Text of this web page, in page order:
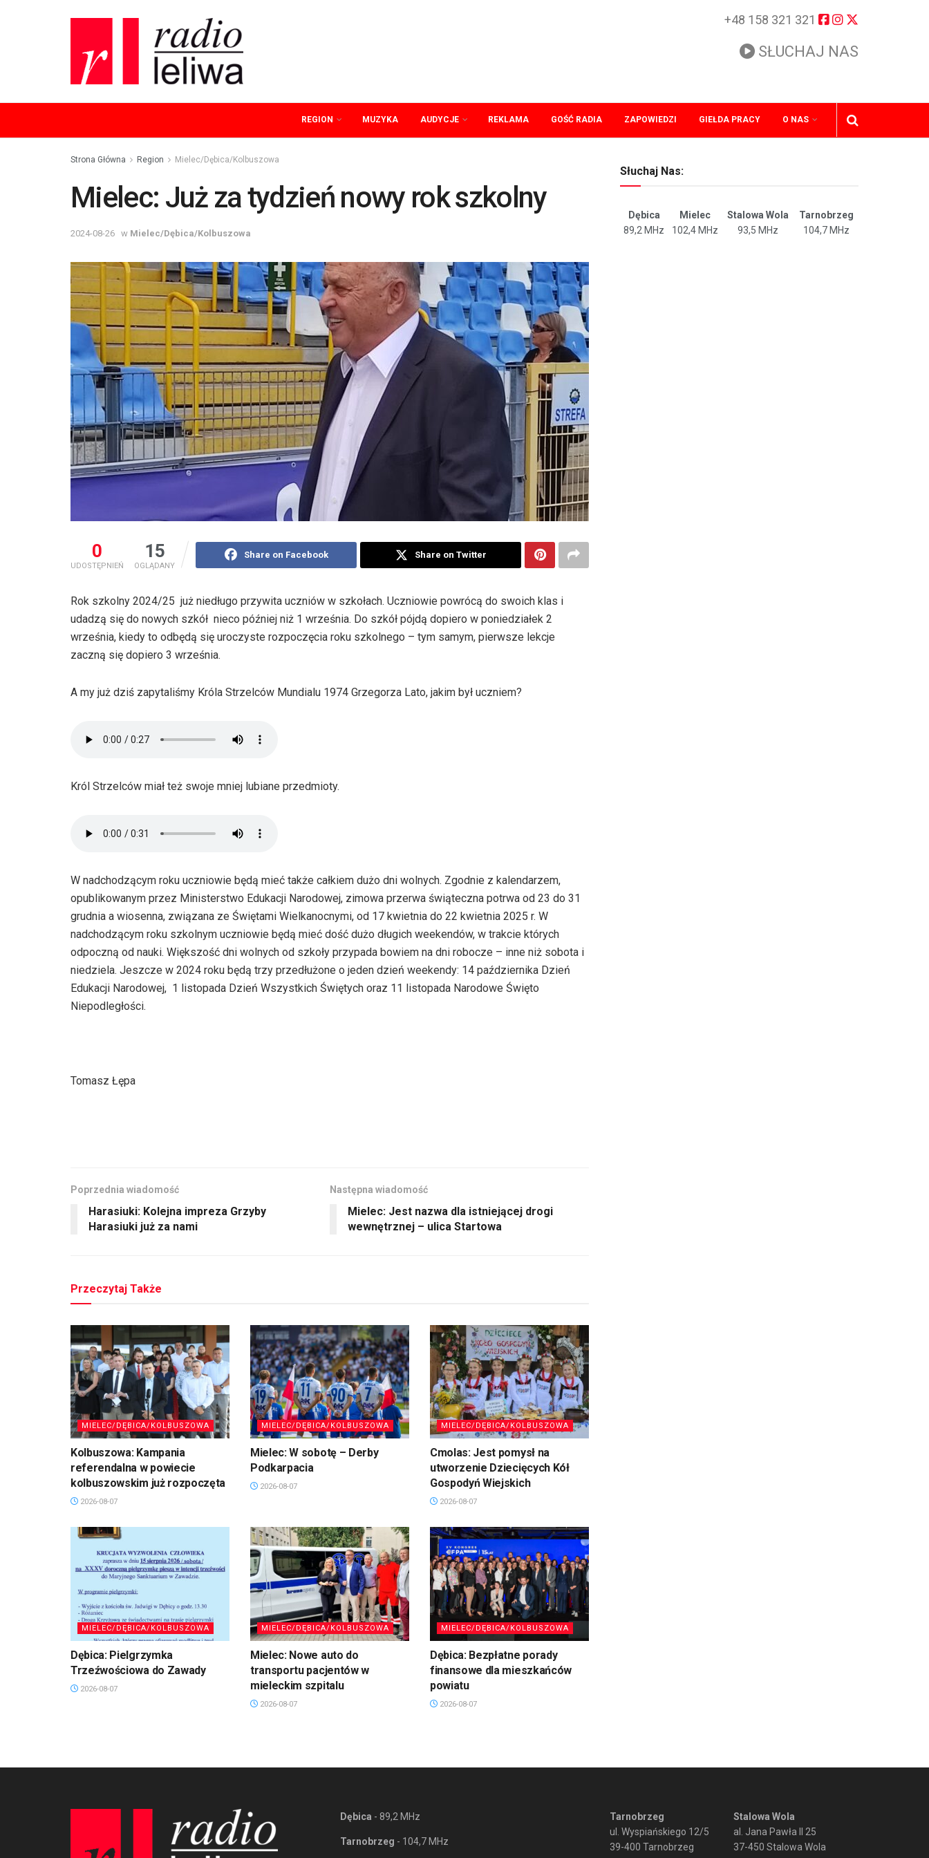
+48 158 321 321
SŁUCHAJ NAS
REGION MUZYKA AUDYCJE REKLAMA GOŚĆ RADIA ZAPOWIEDZI GIEŁDA PRACY O NAS
Strona Główna Region Mielec/Dębica/Kolbuszowa
Mielec: Już za tydzień nowy rok szkolny
2024-08-26 w Mielec/Dębica/Kolbuszowa
0
UDOSTĘPNIEŃ
15
OGLĄDANY
Share on Facebook Share on Twitter
Rok szkolny 2024/25 już niedługo przywita uczniów w szkołach. Uczniowie powrócą do swoich klas i
udadzą się do nowych szkół nieco później niż 1 września. Do szkół pójdą dopiero w poniedziałek 2
września, kiedy to odbędą się uroczyste rozpoczęcia roku szkolnego – tym samym, pierwsze lekcje
zaczną się dopiero 3 września.
A my już dziś zapytaliśmy Króla Strzelców Mundialu 1974 Grzegorza Lato, jakim był uczniem?
Król Strzelców miał też swoje mniej lubiane przedmioty.
W nadchodzącym roku uczniowie będą mieć także całkiem dużo dni wolnych. Zgodnie z kalendarzem,
opublikowanym przez Ministerstwo Edukacji Narodowej, zimowa przerwa świąteczna potrwa od 23 do 31
grudnia a wiosenna, związana ze Świętami Wielkanocnymi, od 17 kwietnia do 22 kwietnia 2025 r. W
nadchodzącym roku szkolnym uczniowie będą mieć dość dużo długich weekendów, w trakcie których
odpoczną od nauki. Większość dni wolnych od szkoły przypada bowiem na dni robocze – inne niż sobota i
niedziela. Jeszcze w 2024 roku będą trzy przedłużone o jeden dzień weekendy: 14 października Dzień
Edukacji Narodowej, 1 listopada Dzień Wszystkich Świętych oraz 11 listopada Narodowe Święto
Niepodległości.
Tomasz Łępa
Poprzednia wiadomość
Harasiuki: Kolejna impreza Grzyby
Harasiuki już za nami
Następna wiadomość
Mielec: Jest nazwa dla istniejącej drogi
wewnętrznej – ulica Startowa
Przeczytaj Także
MIELEC/DĘBICA/KOLBUSZOWA
Kolbuszowa: Kampania
referendalna w powiecie
kolbuszowskim już rozpoczęta
2026-08-07
MIELEC/DĘBICA/KOLBUSZOWA
Mielec: W sobotę – Derby
Podkarpacia
2026-08-07
MIELEC/DĘBICA/KOLBUSZOWA
Cmolas: Jest pomysł na
utworzenie Dziecięcych Kół
Gospodyń Wiejskich
2026-08-07
MIELEC/DĘBICA/KOLBUSZOWA
Dębica: Pielgrzymka
Trzeźwościowa do Zawady
2026-08-07
MIELEC/DĘBICA/KOLBUSZOWA
Mielec: Nowe auto do
transportu pacjentów w
mieleckim szpitalu
2026-08-07
MIELEC/DĘBICA/KOLBUSZOWA
Dębica: Bezpłatne porady
finansowe dla mieszkańców
powiatu
2026-08-07
Słuchaj Nas:
Dębica Mielec Stalowa Wola
Tarnobrzeg
89,2 MHz
102,4 MHz 93,5 MHz 104,7 MHz
Dębica - 89,2 MHz
Tarnobrzeg - 104,7 MHz
Tarnobrzeg
ul. Wyspiańskiego 12/5
39-400 Tarnobrzeg
Stalowa Wola
al. Jana Pawła II 25
37-450 Stalowa Wola